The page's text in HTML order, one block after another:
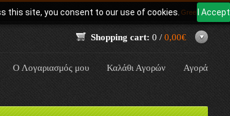
this site, you consent to our use of cookies. I Accept
Γλώσσα: Greek
Shopping cart: 0 / 0,00€
Ο Λογαριασμός μου Καλάθι Αγορών Αγορά